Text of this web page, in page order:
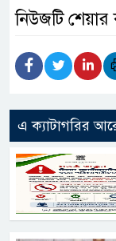
নিউজটি
এ ক্যাটাগরির